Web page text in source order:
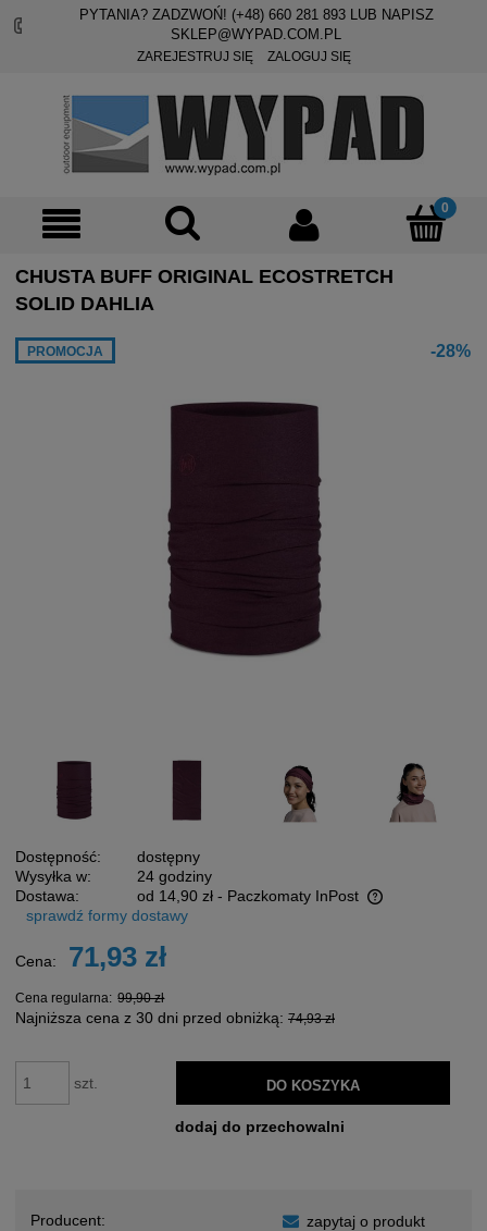
PYTANIA? ZADZWOŃ! (+48) 660 281 893LUB NAPISZ
SKLEP@WYPAD.COM.PL
ZAREJESTRUJ SIĘ ZALOGUJ SIĘ
CHUSTA BUFF ORIGINAL ECOSTRETCH
SOLID DAHLIA
PROMOCJA -28%
Dostępność:
dostępny
Wysyłka w:
24 godziny
Dostawa:
od 14,90 zł - Paczkomaty InPost
Cena nie zawiera ewentualnych kosztów płatności
sprawdź formy dostawy
Cena: 71,93 zł
Cena regularna: 99,90 zł
Najniższa cena z 30 dni przed obniżką: 74,93 zł
szt. DO KOSZYKA
dodaj do przechowalni
Producent:
zapytaj o produkt